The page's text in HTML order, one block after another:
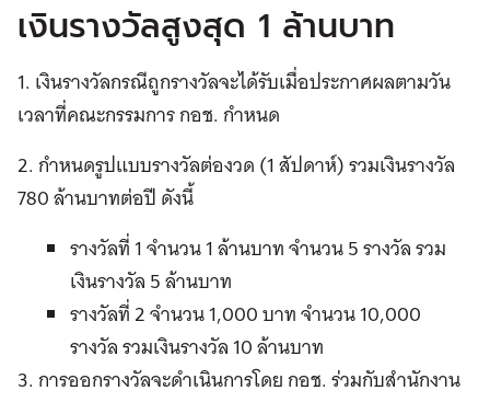
เงินรางวัลสูงสุด 1 ล้านบาท
1. เงินรางวัลกรณีถูกรางวัลจะได้รับเมื่อประกาศผลตามวัน
เวลาที่คณะกรรมการ กอช. กำหนด
2. กำหนดรูปแบบรางวัลต่องวด (1 สัปดาห์) รวมเงินรางวัล
780 ล้านบาทต่อปี ดังนี้
รางวัลที่ 1 จำนวน 1 ล้านบาท จำนวน 5 รางวัล รวม
เงินรางวัล 5 ล้านบาท
รางวัลที่ 2 จำนวน 1,000 บาท จำนวน 10,000
รางวัล รวมเงินรางวัล 10 ล้านบาท
3. การออกรางวัลจะดำเนินการโดย กอช. ร่วมกับสำนักงาน